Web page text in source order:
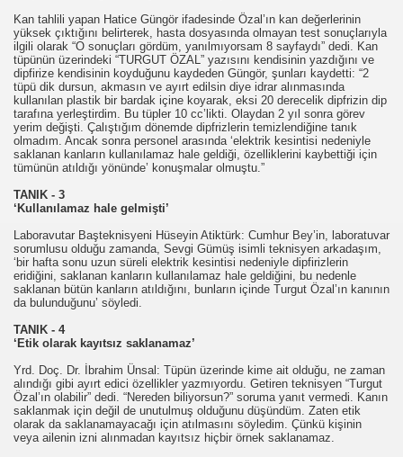
Kan tahlili yapan Hatice Güngör ifadesinde Özal’ın kan değerlerinin
yüksek çıktığını belirterek, hasta dosyasında olmayan test sonuçlarıyla
ilgili olarak “O sonuçları gördüm, yanılmıyorsam 8 sayfaydı” dedi. Kan
tüpünün üzerindeki “TURGUT ÖZAL” yazısını kendisinin yazdığını ve
dipfirize kendisinin koyduğunu kaydeden Güngör, şunları kaydetti: “2
tüpü dik dursun, akmasın ve ayırt edilsin diye idrar alınmasında
kullanılan plastik bir bardak içine koyarak, eksi 20 derecelik dipfrizin dip
tarafına yerleştirdim. Bu tüpler 10 cc’likti. Olaydan 2 yıl sonra görev
yerim değişti. Çalıştığım dönemde dipfrizlerin temizlendiğine tanık
olmadım. Ancak sonra personel arasında ‘elektrik kesintisi nedeniyle
saklanan kanların kullanılamaz hale geldiği, özelliklerini kaybettiği için
tümünün atıldığı yönünde’ konuşmalar olmuştu.”
TANIK - 3
‘Kullanılamaz hale gelmişti’
Laboravutar Başteknisyeni Hüseyin Atiktürk: Cumhur Bey’in, laboratuvar
sorumlusu olduğu zamanda, Sevgi Gümüş isimli teknisyen arkadaşım,
‘bir hafta sonu uzun süreli elektrik kesintisi nedeniyle dipfirizlerin
eridiğini, saklanan kanların kullanılamaz hale geldiğini, bu nedenle
saklanan bütün kanların atıldığını, bunların içinde Turgut Özal’ın kanının
da bulunduğunu’ söyledi.
TANIK - 4
‘Etik olarak kayıtsız saklanamaz’
Yrd. Doç. Dr. İbrahim Ünsal: Tüpün üzerinde kime ait olduğu, ne zaman
alındığı gibi ayırt edici özellikler yazmıyordu. Getiren teknisyen “Turgut
Özal’ın olabilir” dedi. “Nereden biliyorsun?” soruma yanıt vermedi. Kanın
saklanmak için değil de unutulmuş olduğunu düşündüm. Zaten etik
olarak da saklanamayacağı için atılmasını söyledim. Çünkü kişinin
veya ailenin izni alınmadan kayıtsız hiçbir örnek saklanamaz.